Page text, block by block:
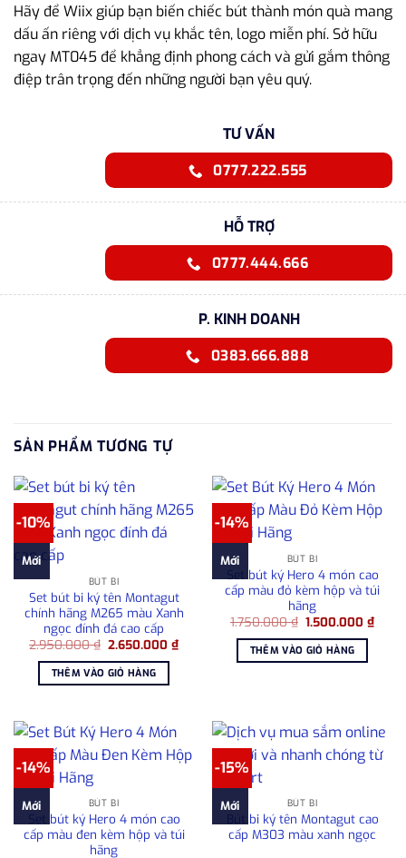
Hãy để Wiix giúp bạn biến chiếc bút thành món quà mang
dấu ấn riêng với dịch vụ khắc tên, logo miễn phí. Sở hữu
ngay MT045 để khẳng định phong cách và gửi gắm thông
điệp trân trọng đến những người bạn yêu quý.
TƯ VẤN
0777.222.555
HỖ TRỢ
0777.444.666
P. KINH DOANH
0383.666.888
SẢN PHẨM TƯƠNG TỰ
-10%
Mới
BÚT BI
Set bút bi ký tên Montagut
chính hãng M265 màu Xanh
ngọc đính đá cao cấp
2.950.000₫ Giá
là:
2.950.000 ₫.
2.650.000₫Giá
hiện
THÊM VÀO GIỎ HÀNG
-14%
Mới BÚT BI
Set bút ký Hero 4 món cao
cấp màu đỏ kèm hộp và túi
hãng
1.750.000₫ Giá
là:
1.750.000 ₫.
1.500.000₫Giá
hiện
THÊM VÀO GIỎ HÀNG
-14%
Mới BÚT BI
Set bút ký Hero 4 món cao
cấp màu đen kèm hộp và túi
hãng
-15%
Mới BÚT BI
Bút bi ký tên Montagut cao
cấp M303 màu xanh ngọc